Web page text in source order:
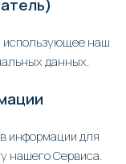
использующее наш
данных.
информации для
нашего Сервиса.